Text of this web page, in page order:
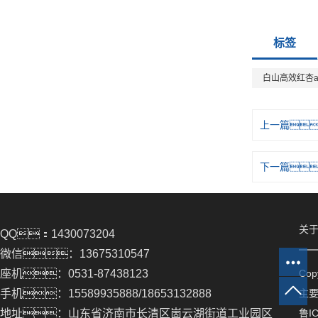
标签
白山高效红杏
上一篇
下一篇
QQ：1430073204
微信：13675310547
座机：0531-87438123
手机：15589935888/18653132888
地址：山东省济南市长清区崮云湖街道工业园区
关
主
鲁